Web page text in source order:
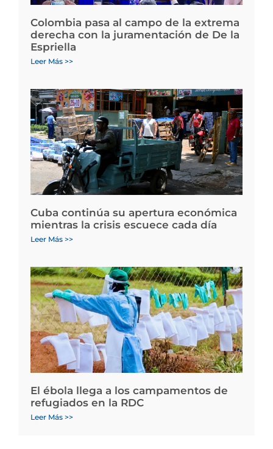
Colombia pasa al campo de la extrema
derecha con la juramentación de De la
Espriella
Leer Más >>
Cuba continúa su apertura económica
mientras la crisis escuece cada día
Leer Más >>
El ébola llega a los campamentos de
refugiados en la RDC
Leer Más >>